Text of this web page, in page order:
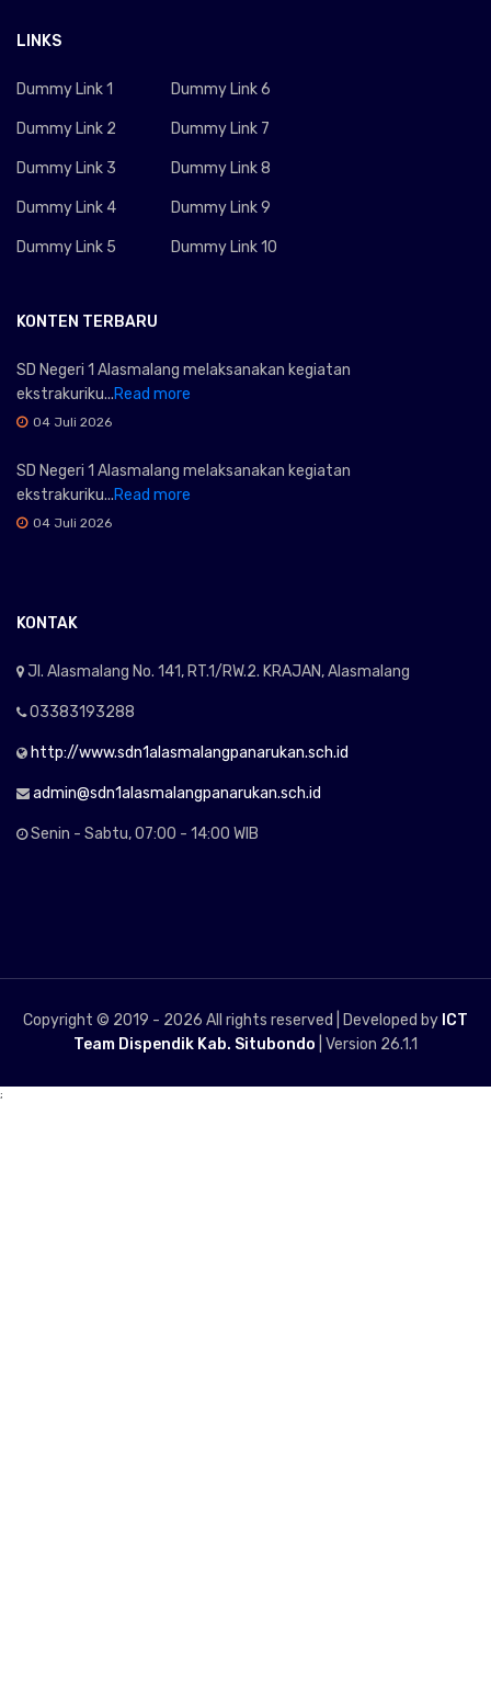
LINKS
Dummy Link 1
Dummy Link 2
Dummy Link 3
Dummy Link 4
Dummy Link 5
Dummy Link 6
Dummy Link 7
Dummy Link 8
Dummy Link 9
Dummy Link 10
KONTEN TERBARU
SD Negeri 1 Alasmalang melaksanakan kegiatan
ekstrakuriku...Read more
04 Juli 2026
SD Negeri 1 Alasmalang melaksanakan kegiatan
ekstrakuriku...Read more
04 Juli 2026
KONTAK
Jl. Alasmalang No. 141, RT.1/RW.2. KRAJAN, Alasmalang
03383193288
http://www.sdn1alasmalangpanarukan.sch.id
admin@sdn1alasmalangpanarukan.sch.id
Senin - Sabtu, 07:00 - 14:00 WIB
Copyright © 2019 - 2026 All rights reserved | Developed by ICT
Team Dispendik Kab. Situbondo | Version 26.1.1
;